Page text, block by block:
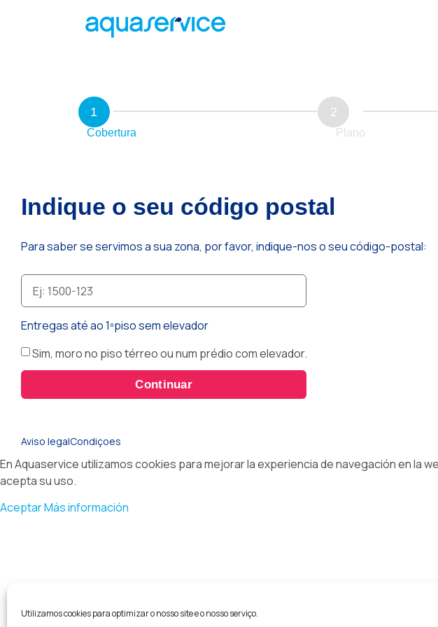
Utilizamos cookies para optimizar o nosso site e o nosso serviço.
1
Cobertura
2
Plano
Indique o seu código postal
Para saber se servimos a sua zona, por favor, indique-nos o seu código-postal:
Entregas até ao 1ºpiso sem elevador
Sim, moro no piso térreo ou num prédio com elevador.
Continuar
Aviso legalCondiçoes
En Aquaservice utilizamos cookies para mejorar la experiencia de navegación en
acepta su uso.
AceptarMás información